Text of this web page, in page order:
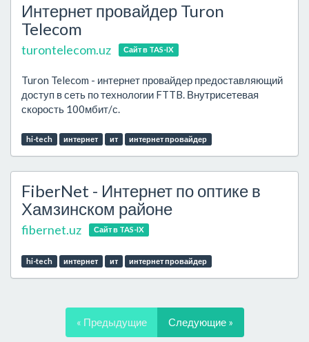
Интернет провайдер Turon
Telecom
turontelecom.uz Сайт в TAS-IX
Turon Telecom - интернет провайдер предоставляющий
доступ в сеть по технологии FTTB. Внутрисетевая
скорость 100мбит/с.
hi-tech интернет ит интернет провайдер
FiberNet - Интернет по оптике в
Хамзинском районе
fibernet.uz Сайт в TAS-IX
hi-tech интернет ит интернет провайдер
« Предыдущие Следующие »